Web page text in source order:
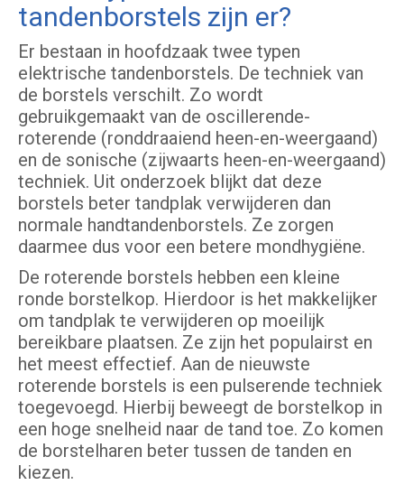
tandenborstels zijn er?
Er bestaan in hoofdzaak twee typen
elektrische tandenborstels. De techniek van
de borstels verschilt. Zo wordt
gebruikgemaakt van de oscillerende-
roterende (ronddraaiend heen-en-weergaand)
en de sonische (zijwaarts heen-en-weergaand)
techniek. Uit onderzoek blijkt dat deze
borstels beter tandplak verwijderen dan
normale handtandenborstels. Ze zorgen
daarmee dus voor een betere mondhygiëne.
De roterende borstels hebben een kleine
ronde borstelkop. Hierdoor is het makkelijker
om tandplak te verwijderen op moeilijk
bereikbare plaatsen. Ze zijn het populairst en
het meest effectief. Aan de nieuwste
roterende borstels is een pulserende techniek
toegevoegd. Hierbij beweegt de borstelkop in
een hoge snelheid naar de tand toe. Zo komen
de borstelharen beter tussen de tanden en
kiezen.